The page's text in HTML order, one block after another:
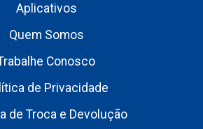
Aplicativos
Quem Somos
Conosco
de Privacidade
de Troca e Devolução